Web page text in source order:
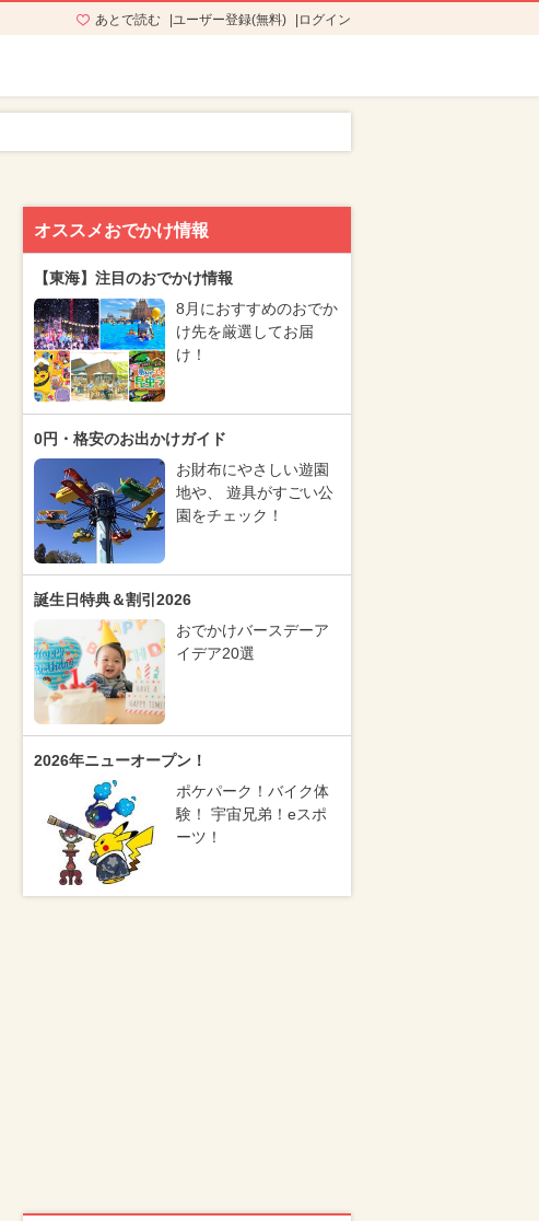
あとで読む ユーザー登録(無料) ログイン
オススメおでかけ情報
【東海】注目のおでかけ情報
8月におすすめのおでか
け先を厳選してお届
け！
0円・格安のお出かけガイド
お財布にやさしい遊園
地や、 遊具がすごい公
園をチェック！
誕生日特典＆割引2026
おでかけバースデーア
イデア20選
2026年ニューオープン！
ポケパーク！バイク体
験！ 宇宙兄弟！eスポ
ーツ！